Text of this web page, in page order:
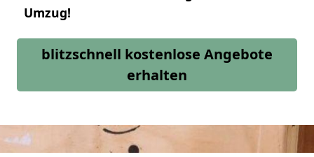
Umzug!
blitzschnell kostenlose Angebote
erhalten